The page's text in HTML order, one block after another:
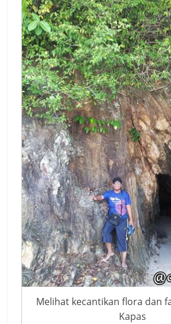
Melihat kecantikan flora dan
Kapas